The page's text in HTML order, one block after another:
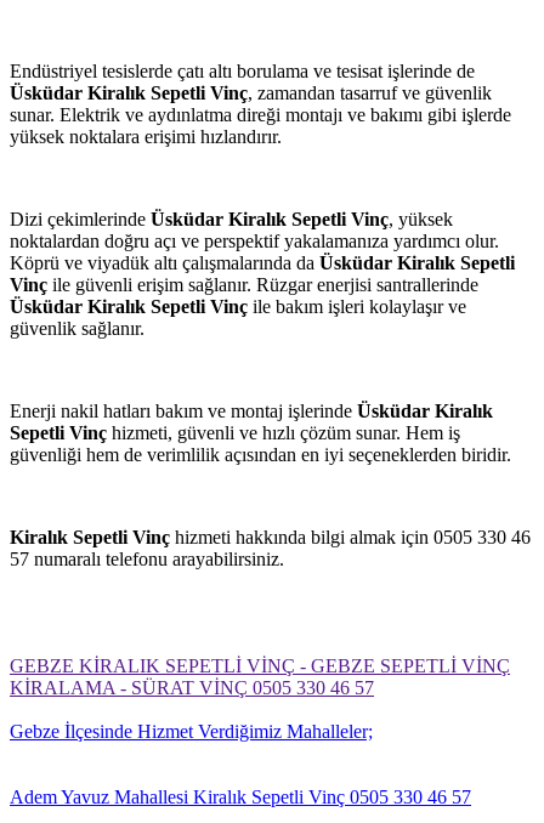
Endüstriyel tesislerde çatı altı borulama ve tesisat işlerinde de
Üsküdar Kiralık Sepetli Vinç, zamandan tasarruf ve güvenlik
sunar. Elektrik ve aydınlatma direği montajı ve bakımı gibi işlerde
yüksek noktalara erişimi hızlandırır.
Dizi çekimlerinde Üsküdar Kiralık Sepetli Vinç, yüksek
noktalardan doğru açı ve perspektif yakalamanıza yardımcı olur.
Köprü ve viyadük altı çalışmalarında da Üsküdar Kiralık Sepetli
Vinç ile güvenli erişim sağlanır. Rüzgar enerjisi santrallerinde
Üsküdar Kiralık Sepetli Vinç ile bakım işleri kolaylaşır ve
güvenlik sağlanır.
Enerji nakil hatları bakım ve montaj işlerinde Üsküdar Kiralık
Sepetli Vinç hizmeti, güvenli ve hızlı çözüm sunar. Hem iş
güvenliği hem de verimlilik açısından en iyi seçeneklerden biridir.
Kiralık Sepetli Vinç hizmeti hakkında bilgi almak için 0505 330 46
57 numaralı telefonu arayabilirsiniz.
GEBZE KİRALIK SEPETLİ VİNÇ - GEBZE SEPETLİ VİNÇ
KİRALAMA - SÜRAT VİNÇ 0505 330 46 57
Gebze İlçesinde Hizmet Verdiğimiz Mahalleler;
Adem Yavuz Mahallesi Kiralık Sepetli Vinç 0505 330 46 57